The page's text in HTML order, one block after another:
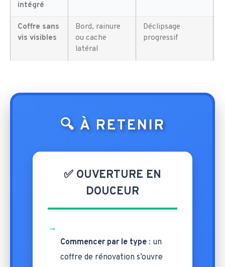
intégré
Coffre sans
vis visibles
Bord, rainure
ou cache
latéral
Déclipsage
progressif
🔍 À RETENIR
✅ OUVERTURE EN
DOUCEUR
→
Commencer par le type : un
coffre de rénovation s’ouvre